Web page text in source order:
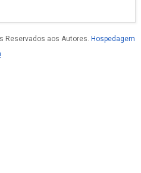
Reservados aos Autores. Hospedagem